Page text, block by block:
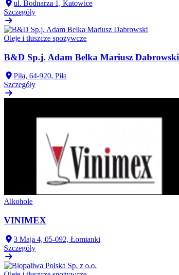
ul. Bodnarza 1, Katowice
Szczegóły
Oleje i tłuszcze spożywcze
B&D Sp.j. Adam Belka Mariusz Dabrowski
Piła, 64-920, Piła
Szczegóły
Alkohole
VINIMEX
3 Maja 4, 05-092, Łomianki
Szczegóły